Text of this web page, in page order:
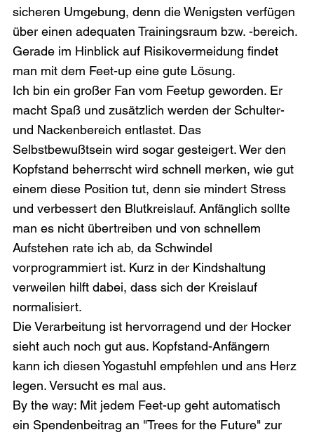
sicheren Umgebung, denn die Wenigsten verfügen
über einen adequaten Trainingsraum bzw. -bereich.
Gerade im Hinblick auf Risikovermeidung findet
man mit dem Feet-up eine gute Lösung.
Ich bin ein großer Fan vom Feetup geworden. Er
macht Spaß und zusätzlich werden der Schulter-
und Nackenbereich entlastet. Das
Selbstbewußtsein wird sogar gesteigert. Wer den
Kopfstand beherrscht wird schnell merken, wie gut
einem diese Position tut, denn sie mindert Stress
und verbessert den Blutkreislauf. Anfänglich sollte
man es nicht übertreiben und von schnellem
Aufstehen rate ich ab, da Schwindel
vorprogrammiert ist. Kurz in der Kindshaltung
verweilen hilft dabei, dass sich der Kreislauf
normalisiert.
Die Verarbeitung ist hervorragend und der Hocker
sieht auch noch gut aus. Kopfstand-Anfängern
kann ich diesen Yogastuhl empfehlen und ans Herz
legen. Versucht es mal aus.
By the way: Mit jedem Feet-up geht automatisch
ein Spendenbeitrag an "Trees for the Future" zur